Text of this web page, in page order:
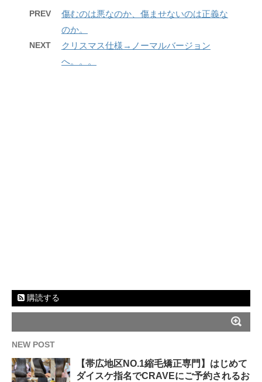
PREV
傷むのは悪なのか、傷ませないのは正義な
のか。
NEXT
クリスマス仕様→ノーマルバージョン
へ。。。
購読する
NEW POST
【帯広地区NO.1縮毛矯正専門】はじめて
ダイスケ指名でCRAVEにご予約されるお